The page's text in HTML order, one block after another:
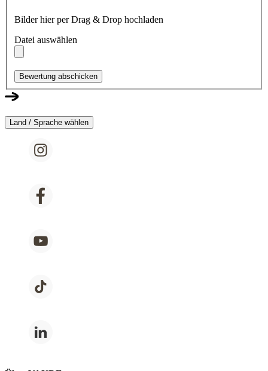
Bilder hier per Drag & Drop hochladen
Datei auswählen
Bewertung abschicken
Land / Sprache wählen